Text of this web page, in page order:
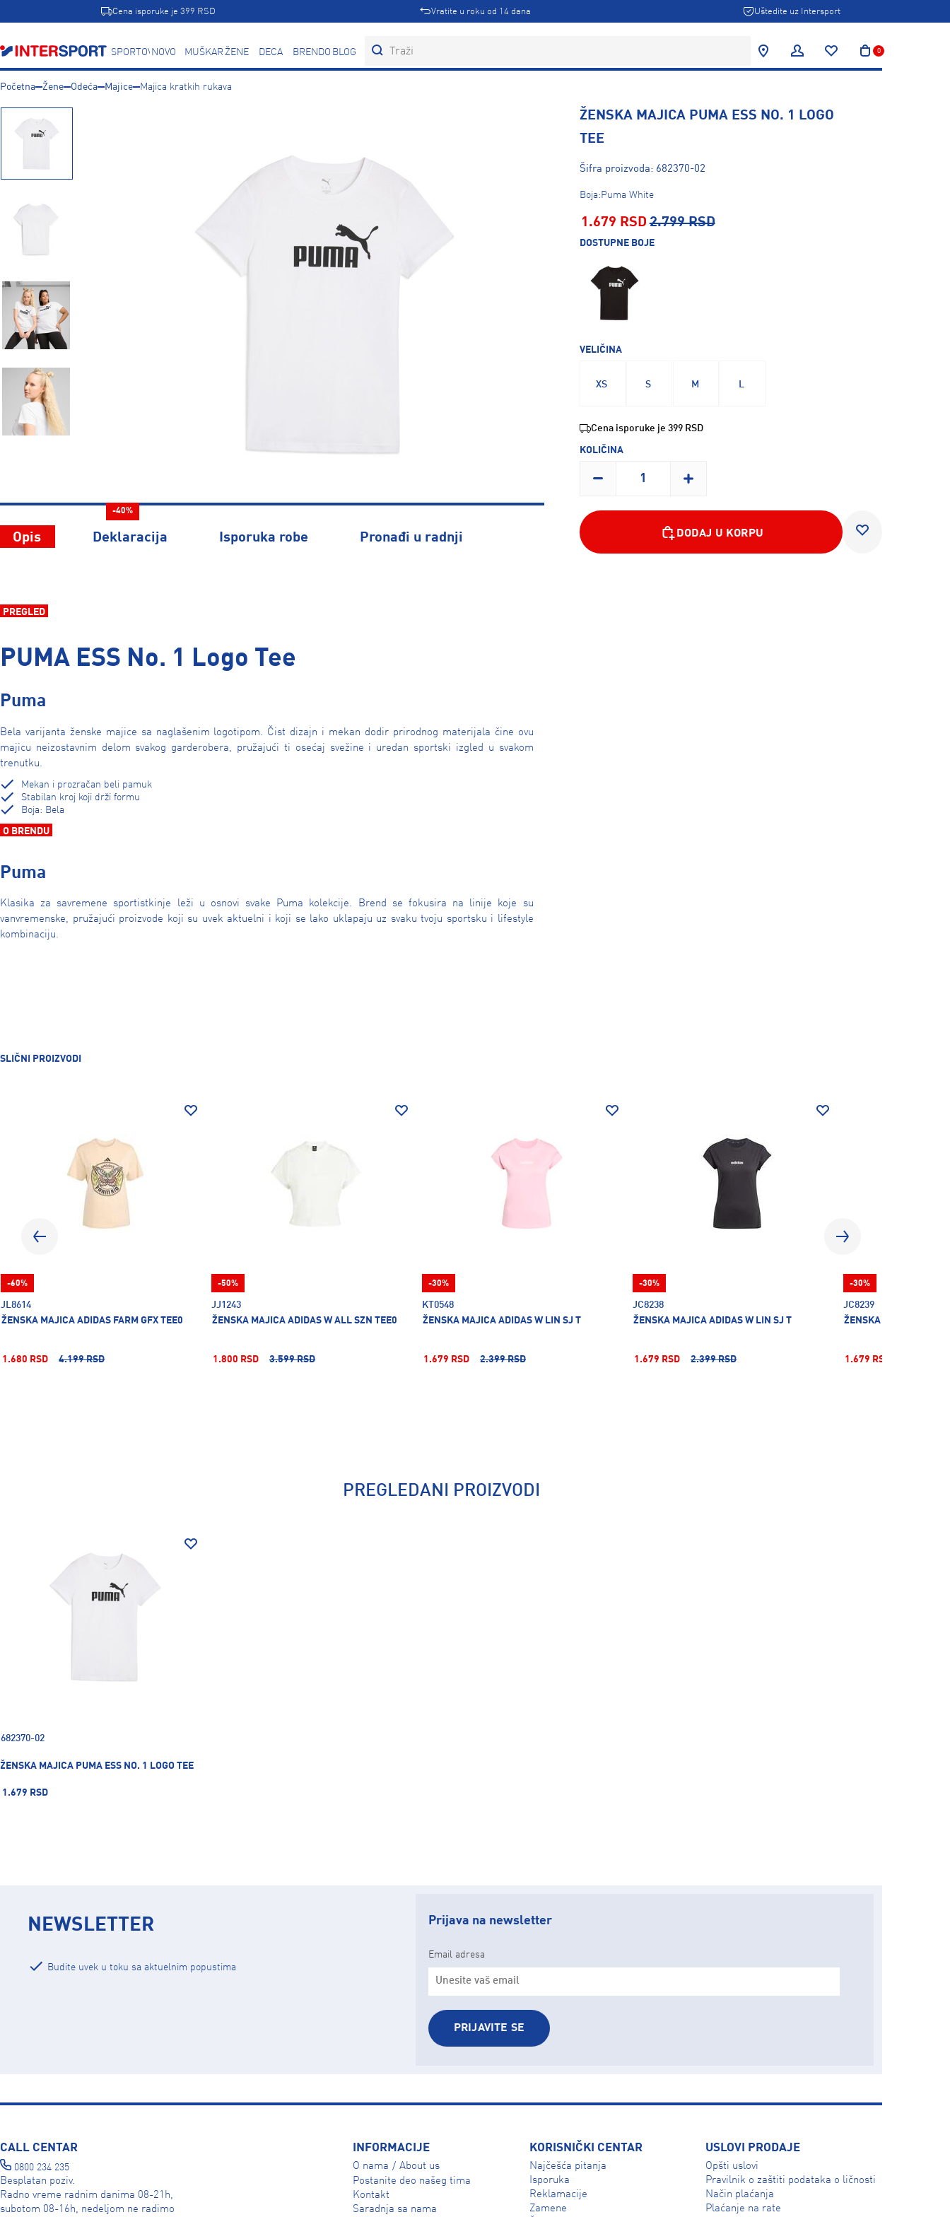
Cena isporuke je 399 RSD Vratite u roku od 14 dana Uštedite uz Intersport
SPORTOVINOVO MUŠKARCIŽENE DECA BRENDOVIBLOG 0
Početna Žene Odeća Majice Majica kratkih rukava
-40%
Opis Deklaracija Isporuka robe Pronađi u radnji
PREGLED
PUMA ESS No. 1 Logo Tee
Puma
Bela varijanta ženske majice sa naglašenim logotipom. Čist dizajn i mekan dodir prirodnog materijala čine ovu
majicu neizostavnim delom svakog garderobera, pružajući ti osećaj svežine i uredan sportski izgled u svakom
trenutku.
Mekan i prozračan beli pamuk
Stabilan kroj koji drži formu
Boja: Bela
O BRENDU
Puma
Klasika za savremene sportistkinje leži u osnovi svake Puma kolekcije. Brend se fokusira na linije koje su
vanvremenske, pružajući proizvode koji su uvek aktuelni i koji se lako uklapaju uz svaku tvoju sportsku i lifestyle
kombinaciju.
ŽENSKA MAJICA PUMA ESS NO. 1 LOGO
TEE
Šifra proizvoda: 682370-02
Boja:Puma White
1.679 RSD 2.799 RSD
DOSTUPNE BOJE
VELIČINA
XS S M
Cena isporuke je 399 RSD
KOLIČINA
DODAJ U KORPU
SLIČNI PROIZVODI
JL8614
ŽENSKA MAJICA ADIDAS FARM GFX TEE0
1.680 RSD 4.199 RSD
-60%
JJ1243
ŽENSKA MAJICA ADIDAS W ALL SZN TEE0
1.800 RSD 3.599 RSD
-50%
KT0548
ŽENSKA MAJICA ADIDAS W LIN SJ T
1.679 RSD 2.399 RSD
-30%
JC8238
ŽENSKA MAJICA ADIDAS W LIN SJ T
1.679 RSD 2.399 RSD
-30%
JC8239
ŽENSKA MAJICA
1.679 RSD
-30%
PREGLEDANI PROIZVODI
682370-02
ŽENSKA MAJICA PUMA ESS NO. 1 LOGO TEE
1.679 RSD
NEWSLETTER
Budite uvek u toku sa aktuelnim popustima
Prijava na newsletter
Email adresa
PRIJAVITE SE
CALL CENTAR
0800 234 235
Besplatan poziv.
Radno vreme radnim danima 08-21h,
subotom 08-16h, nedeljom ne radimo
INFORMACIJE
O nama / About us
Postanite deo našeg tima
Kontakt
Saradnja sa nama
KORISNIČKI CENTAR
Najčešća pitanja
Isporuka
Reklamacije
Zamene
USLOVI PRODAJE
Opšti uslovi
Pravilnik o zaštiti podataka o ličnosti
Način plaćanja
Plaćanje na rate